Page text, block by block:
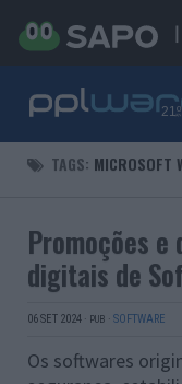
TAGS: MICROSOFT
Promoções e
digitais de
06 SET 2024 · PUB · SOFTWARE
Os softwares